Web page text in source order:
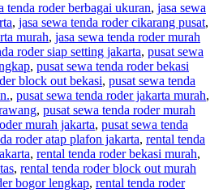
tenda roder berbagai ukuran, jasa sewa
, jasa sewa tenda roder cikarang pusat,
murah, jasa sewa tenda roder murah
roder siap setting jakarta, pusat sewa
, pusat sewa tenda roder bekasi
block out bekasi, pusat sewa tenda
, pusat sewa tenda roder jakarta murah,
, pusat sewa tenda roder murah
murah jakarta, pusat sewa tenda
roder atap plafon jakarta, rental tenda
, rental tenda roder bekasi murah,
, rental tenda roder block out murah
bogor lengkap, rental tenda roder